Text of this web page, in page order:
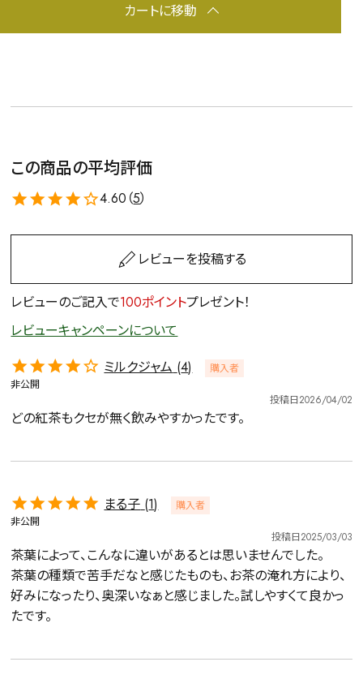
カートに移動
この商品の平均評価
4.60（5）
レビューを投稿する
レビューのご記入で100ポイントプレゼント！
レビューキャンペーンについて
ミルクジャム 4
購入者
非公開
投稿日2026/04/02
まる子 1
購入者
非公開
投稿日2025/03/03
茶葉によって、こんなに違いがあるとは思いませんでした。
茶葉の種類で苦手だなと感じたものも、お茶の淹れ方により、
好みになったり、奥深いなぁと感じました。試しやすくて良かっ
たです。